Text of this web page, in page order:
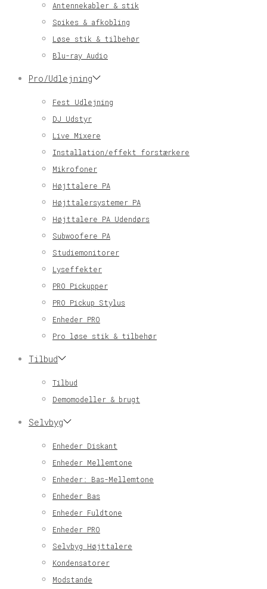
Antennekabler & stik
Spikes & afkobling
Løse stik & tilbehør
Blu-ray Audio
Pro/Udlejning
Fest Udlejning
DJ Udstyr
Live Mixere
Installation/effekt forstærkere
Mikrofoner
Højttalere PA
Højttalersystemer PA
Højttalere PA Udendørs
Subwoofere PA
Studiemonitorer
Lyseffekter
PRO Pickupper
PRO Pickup Stylus
Enheder PRO
Pro løse stik & tilbehør
Tilbud
Tilbud
Demomodeller & brugt
Selvbyg
Enheder Diskant
Enheder Mellemtone
Enheder: Bas-Mellemtone
Enheder Bas
Enheder Fuldtone
Enheder PRO
Selvbyg Højttalere
Kondensatorer
Modstande